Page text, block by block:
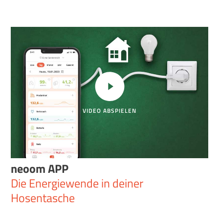
VIDEO ABSPIELEN
neoom APP
Die Energiewende in deiner
Hosentasche